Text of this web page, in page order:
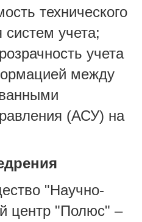
технического
учета;
учета
между
(АСУ) на
"Научно-
центр "Полюс" –